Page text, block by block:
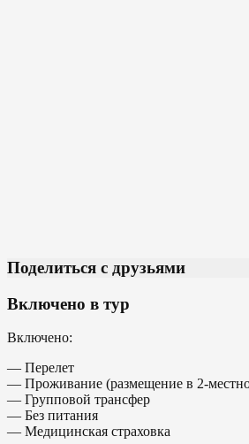
Поделиться с друзьями
Включено в тур
Включено:
— Перелет
— Проживание (размещение в 2-
— Групповой трансфер
— Без питания
— Медицинская страховка